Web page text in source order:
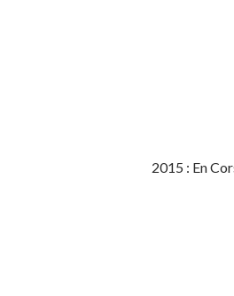
2015 : En